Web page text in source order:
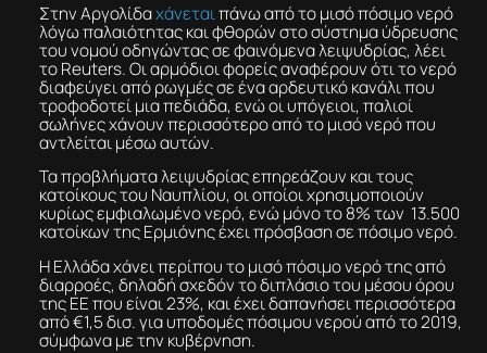
Στην Αργολίδαχάνεταιπάνω από το μισό πόσιμο νερό
λόγω παλαιότητας και φθορών στο σύστημα ύδρευσης
του νομού οδηγώντας σε φαινόμενα λειψυδρίας, λέει
το Reuters. Οι αρμόδιοι φορείς αναφέρουν ότι το νερό
διαφεύγει από ρωγμές σε ένα αρδευτικό κανάλι που
τροφοδοτεί μια πεδιάδα, ενώ οι υπόγειοι, παλιοί
σωλήνες χάνουν περισσότερο από το μισό νερό που
αντλείται μέσω αυτών.
Τα προβλήματα λειψυδρίας επηρεάζουν και τους
κατοίκους του Ναυπλίου, οι οποίοι χρησιμοποιούν
κυρίως εμφιαλωμένο νερό, ενώ μόνο το 8% των 13.500
κατοίκων της Ερμιόνης έχει πρόσβαση σε πόσιμο νερό.
Η Ελλάδα χάνει περίπου το μισό πόσιμο νερό της από
διαρροές, δηλαδή σχεδόν το διπλάσιο του μέσου όρου
της ΕΕ που είναι 23%, και έχει δαπανήσει περισσότερα
από €1,5 δισ. για υποδομές πόσιμου νερού από το 2019,
σύμφωνα με την κυβέρνηση.